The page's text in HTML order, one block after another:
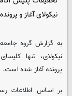
نیکولای آغاز و
به گزارش گروه
نیکولای، تنها
پرونده آغاز شده است.
بر اساس اطلاعات